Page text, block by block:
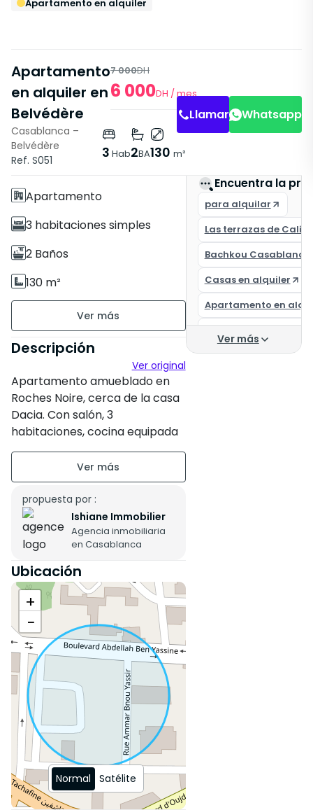
Apartamento en alquiler
Apartamento
en alquiler en
Belvédère
7 000DH
6 000DH / mes
Casablanca –
Belvédère
Ref. S051
3 Hab2BA130 m²
Llamar Whatsapp
Características
Con Ascensor
Apartamento
3 habitaciones simples
2 Baños
130 m²
Sin amueblar
piso 1
Descripción
Ver original
Apartamento amueblado en
Roches Noire, cerca de la casa
Dacia. Con salón, 3
habitaciones, cocina equipada
y dos baños. En un edificio
tranquilo y seguro con
ascensor.
propuesta por :
Ishiane Immobilier
Agencia inmobiliaria
en Casablanca
Ubicación
+
−
Normal Satélite
Encuentra la
para alquilar
Las terrazas de
Bachkou Casablanca
Casas en alquiler
Apartamento en
Alquiler de estudio
Ver más